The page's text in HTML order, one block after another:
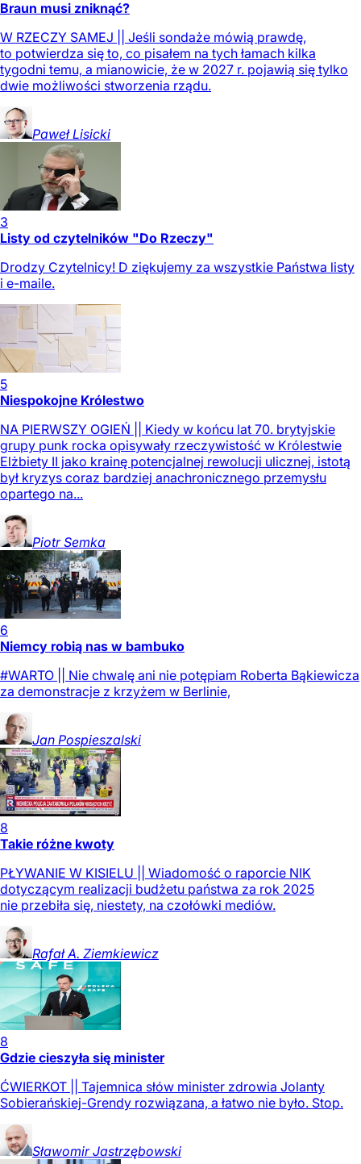
Braun musi zniknąć?
W RZECZY SAMEJ || Jeśli sondaże mówią prawdę,
to potwierdza się to, co pisałem na tych łamach kilka
tygodni temu, a mianowicie, że w 2027 r. pojawią się tylko
dwie możliwości stworzenia rządu.
Paweł Lisicki
3
Listy od czytelników "Do Rzeczy"
Drodzy Czytelnicy! D ziękujemy za wszystkie Państwa listy
i e-maile.
5
Niespokojne Królestwo
NA PIERWSZY OGIEŃ || Kiedy w końcu lat 70. brytyjskie
grupy punk rocka opisywały rzeczywistość w Królestwie
Elżbiety II jako krainę potencjalnej rewolucji ulicznej, istotą
był kryzys coraz bardziej anachronicznego przemysłu
opartego na...
Piotr Semka
6
Niemcy robią nas w bambuko
#WARTO || Nie chwalę ani nie potępiam Roberta Bąkiewicza
za demonstracje z krzyżem w Berlinie,
Jan Pospieszalski
8
Takie różne kwoty
PŁYWANIE W KISIELU || Wiadomość o raporcie NIK
dotyczącym realizacji budżetu państwa za rok 2025
nie przebiła się, niestety, na czołówki mediów.
Rafał A. Ziemkiewicz
8
Gdzie cieszyła się minister
ĆWIERKOT || Tajemnica słów minister zdrowia Jolanty
Sobierańskiej-Grendy rozwiązana, a łatwo nie było. Stop.
Sławomir Jastrzębowski